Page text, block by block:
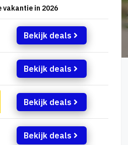
vakantie in 2026
Bekijk deals
Bekijk deals
Bekijk deals
Bekijk deals